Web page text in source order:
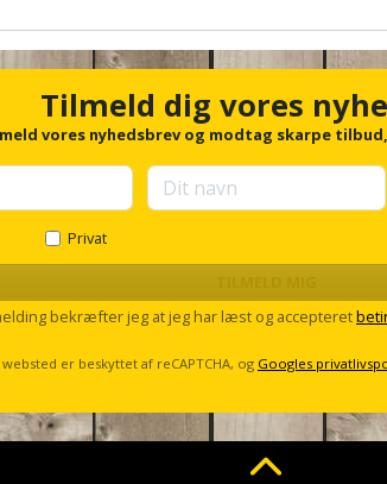
Tilmeld dig vores
vores nyhedsbrev og modtag skarpe
Privat
bekræfter jeg at jeg har læst og accepteret
er beskyttet af reCAPTCHA, og Googles